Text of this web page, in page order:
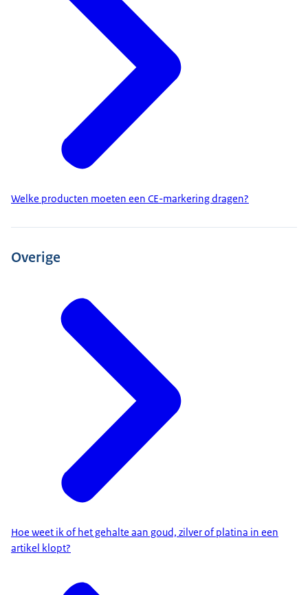
Welke producten moeten een CE-markering dragen?
Overige
Hoe weet ik of het gehalte aan goud, zilver of platina in een
artikel klopt?